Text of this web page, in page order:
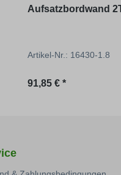
Aufsatzbordwand
Artikel-Nr.: 16430-1.8
Regulärer Preis:
91,85 € *